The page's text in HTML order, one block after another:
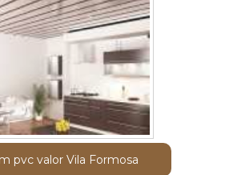
pvc valor Vila Formosa